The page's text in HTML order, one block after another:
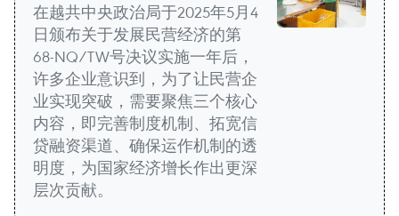
在越共中央政治局于2025年5月4
日颁布关于发展民营经济的第
68-NQ/TW号决议实施一年后，
许多企业意识到，为了让民营企
业实现突破，需要聚焦三个核心
内容，即完善制度机制、拓宽信
贷融资渠道、确保运作机制的透
明度，为国家经济增长作出更深
层次贡献。